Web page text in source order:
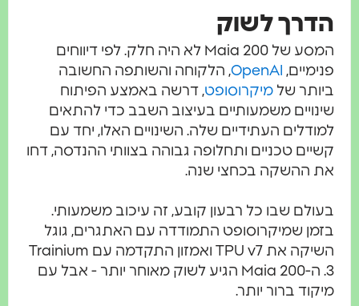
הדרך לשוק
המסע של Maia 200 לא היה חלק. לפי דיווחים
פנימיים,OpenAI, הלקוחה והשותפה החשובה
ביותר שלמיקרוסופט, דרשה באמצע הפיתוח
שינויים משמעותיים בעיצוב השבב כדי להתאים
למודלים העתידיים שלה. השינויים האלו, יחד עם
קשיים טכניים ותחלופה גבוהה בצוותי ההנדסה, דחו
את ההשקה בכחצי שנה.
בעולם שבו כל רבעון קובע, זה עיכוב משמעותי.
בזמן שמיקרוסופט התמודדה עם האתגרים, גוגל
השיקה את TPU v7 ואמזון התקדמה עם Trainium
3. ה-Maia 200 הגיע לשוק מאוחר יותר - אבל עם
מיקוד ברור יותר.